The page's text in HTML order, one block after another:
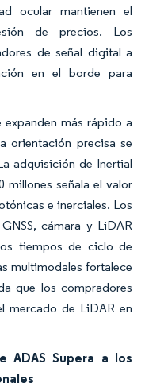
ocular mantienen el
de precios. Los
de señal digital a
en el borde para
más rápido a
orientación precisa se
adquisición de Inertial
millones señala el valor
e inerciales. Los
cámara y LiDAR
tiempos de ciclo de
multimodales fortalece
que los compradores
mercado de LiDAR en
ADAS Supera a los